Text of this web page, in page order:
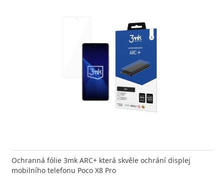
Ochranná fólie 3mk ARC+ která skvěle ochrání displej
mobilního telefonu Poco X8 Pro
Audio Combo 3v1 JEDNO balení, TŘI produkty
zvuková výbava pro